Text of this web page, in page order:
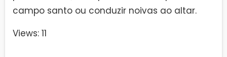
campo santo ou conduzir noivas ao altar.
Views: 11